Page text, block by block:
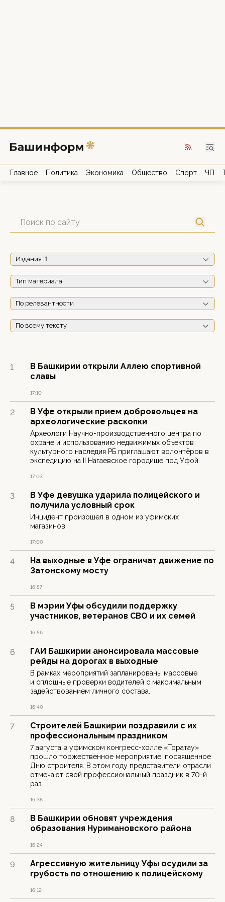
Главное Политика Экономика Общество Спорт ЧП
Издания: 1
Тип материала
По релевантности
По всему тексту
1
В Башкирии открыли Аллею спортивной
славы
17:10
2
В Уфе открыли прием добровольцев на
археологические раскопки
Археологи Научно-производственного центра по
охране и использованию недвижимых объектов
культурного наследия РБ приглашают волонтёров в
экспедицию на II Нагаевское городище под Уфой.
17:03
3
В Уфе девушка ударила полицейского и
получила условный срок
Инцидент произошел в одном из уфимских
магазинов.
17:00
4
На выходные в Уфе ограничат движение по
Затонскому мосту
16:57
5
В мэрии Уфы обсудили поддержку
участников, ветеранов СВО и их семей
16:56
6
ГАИ Башкирии анонсировала массовые
рейды на дорогах в выходные
В рамках мероприятий запланированы массовые
и сплошные проверки водителей с максимальным
задействованием личного состава.
16:40
7
Строителей Башкирии поздравили с их
профессиональным праздником
7 августа в уфимском конгресс-холле «Торатау»
прошло торжественное мероприятие, посвященное
Дню строителя. В этом году представители отрасли
отмечают свой профессиональный праздник в 70-й
раз.
16:38
8
В Башкирии обновят учреждения
образования Нуримановского района
16:24
9
Агрессивную жительницу Уфы осудили за
грубость по отношению к полицейскому
16:12